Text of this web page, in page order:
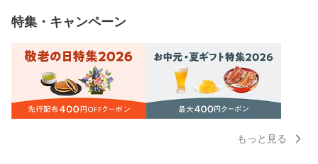
特集・キャンペーン
もっと見る